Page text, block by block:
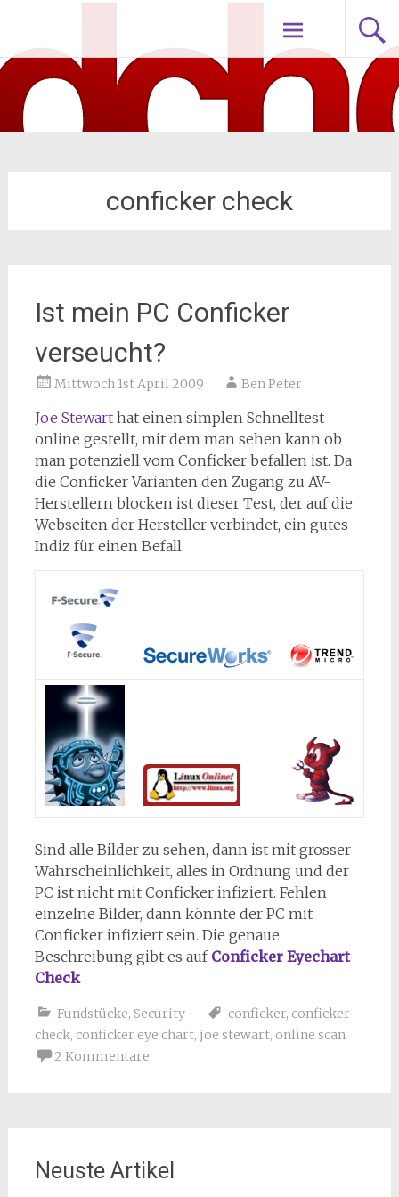
springen
conficker check
Ist mein PC Conficker
verseucht?
Mittwoch 1st April 2009 Ben Peter
Joe Stewarthat einen simplen Schnelltest
online gestellt, mit dem man sehen kann ob
man potenziell vom Conficker befallen ist. Da
die Conficker Varianten den Zugang zu AV-
Herstellern blocken ist dieser Test, der auf die
Webseiten der Hersteller verbindet, ein gutes
Indiz für einen Befall.
Sind alle Bilder zu sehen, dann ist mit grosser
Wahrscheinlichkeit, alles in Ordnung und der
PC ist nicht mit Conficker infiziert. Fehlen
einzelne Bilder, dann könnte der PC mit
Conficker infiziert sein. Die genaue
Beschreibung gibt es auf Conficker Eyechart
Check
Fundstücke, Security conficker, conficker
check, conficker eye chart, joe stewart, online scan
2 Kommentare
Neuste Artikel